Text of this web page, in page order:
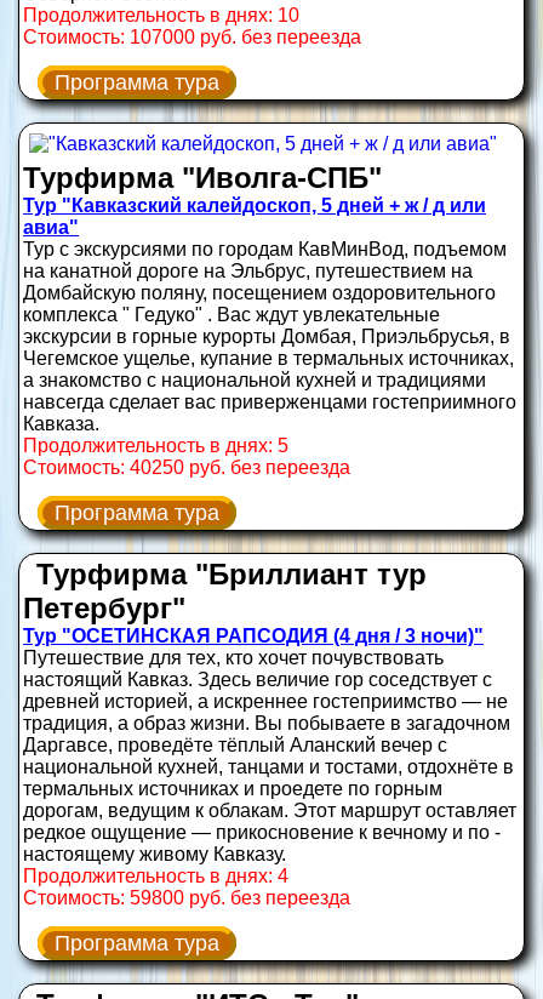
Продолжительность в днях: 10
Стоимость: 107000 руб. без переезда
Программа тура
Турфирма "Иволга-СПБ"
Тур "Кавказский калейдоскоп, 5 дней + ж / д или
авиа"
Тур с экскурсиями по городам КавМинВод, подъемом
на канатной дороге на Эльбрус, путешествием на
Домбайскую поляну, посещением оздоровительного
комплекса " Гедуко" . Вас ждут увлекательные
экскурсии в горные курорты Домбая, Приэльбрусья, в
Чегемское ущелье, купание в термальных источниках,
а знакомство с национальной кухней и традициями
навсегда сделает вас приверженцами гостеприимного
Кавказа.
Продолжительность в днях: 5
Стоимость: 40250 руб. без переезда
Программа тура
Турфирма "Бриллиант тур
Петербург"
Тур "ОСЕТИНСКАЯ РАПСОДИЯ (4 дня / 3 ночи)"
Путешествие для тех, кто хочет почувствовать
настоящий Кавказ. Здесь величие гор соседствует с
древней историей, а искреннее гостеприимство — не
традиция, а образ жизни. Вы побываете в загадочном
Даргавсе, проведёте тёплый Аланский вечер с
национальной кухней, танцами и тостами, отдохнёте в
термальных источниках и проедете по горным
дорогам, ведущим к облакам. Этот маршрут оставляет
редкое ощущение — прикосновение к вечному и по -
настоящему живому Кавказу.
Продолжительность в днях: 4
Стоимость: 59800 руб. без переезда
Программа тура